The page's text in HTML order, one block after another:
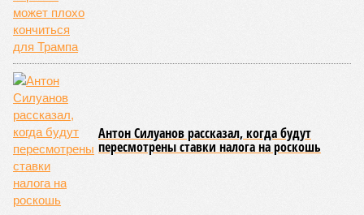
Да, наша любимая маленькая планета может быть
единственной, где в пределах Солнечной системы есть
полноценная жизнь, но Земля также регулярно пытается
эту жизнь уничтожить. Так уж вышло, что внутренние
процессы на планете включают в себя всевозможные
геологические, метеорологические и физические явления,
которые для человека довольно опасны. Или попросту
смертельны. И вот несколько тому примеров.
Все стихии сразу